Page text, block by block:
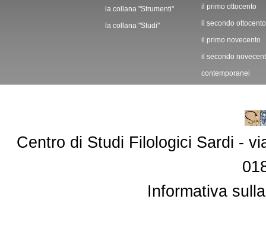
la collana "Strumenti"
la collana "Studi"
il primo ottocento
il secondo ottocento
il primo novecento
il secondo
contemporanei
Centro di Studi Filologici Sardi -
Informativa